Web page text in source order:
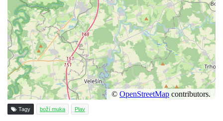
Kříž u polní cesty mezi Šluknovem a
Knížecím
Školní kříž u polní cesty nad Lipovou ulicí v
Rychnově u Jablonce nad Nisou
Boží muka Anděl strážce v Kostelní ulici v
Rychnově u Jablonce nad Nisou
Centrální kříž bývalého hřbitova u kostela
svatého Václava v Rychnově u Jablonce
Tagy boží muka Plav